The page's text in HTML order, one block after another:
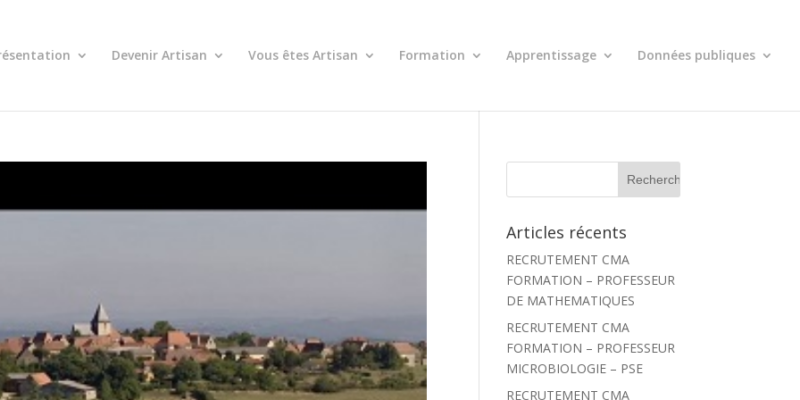
Devenir Artisan Vous êtes Artisan Formation Apprentissage Données publiques
c
e
c
h
r
:
Articles récents
RECRUTEMENT CMA
FORMATION – PROFESSEUR
DE MATHEMATIQUES
RECRUTEMENT CMA
FORMATION – PROFESSEUR
MICROBIOLOGIE – PSE
RECRUTEMENT CMA